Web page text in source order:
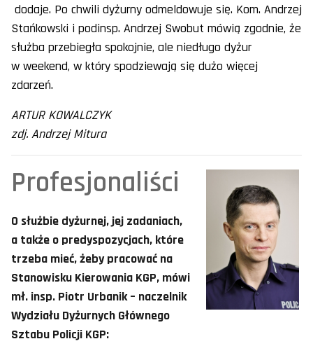
dodaje. Po chwili dyżurny odmeldowuje się. Kom. Andrzej
Stańkowski i podinsp. Andrzej Swobut mówią zgodnie, że
służba przebiegła spokojnie, ale niedługo dyżur
w weekend, w który spodziewają się dużo więcej
zdarzeń.
ARTUR KOWALCZYK
zdj. Andrzej Mitura
Profesjonaliści
O służbie dyżurnej, jej zadaniach,
a także o predyspozycjach, które
trzeba mieć, żeby pracować na
Stanowisku Kierowania KGP, mówi
mł. insp. Piotr Urbanik – naczelnik
Wydziału Dyżurnych Głównego
Sztabu Policji KGP: